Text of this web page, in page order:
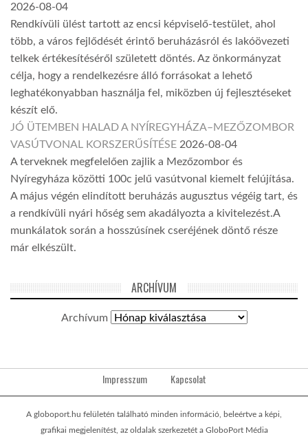
2026-08-04
Rendkívüli ülést tartott az encsi képviselő-testület, ahol
több, a város fejlődését érintő beruházásról és lakóövezeti
telkek értékesítéséről született döntés. Az önkormányzat
célja, hogy a rendelkezésre álló forrásokat a lehető
leghatékonyabban használja fel, miközben új fejlesztéseket
készít elő.
JÓ ÜTEMBEN HALAD A NYÍREGYHÁZA–MEZŐZOMBOR
VASÚTVONAL KORSZERŰSÍTÉSE 2026-08-04
A terveknek megfelelően zajlik a Mezőzombor és
Nyíregyháza közötti 100c jelű vasútvonal kiemelt felújítása.
A május végén elindított beruházás augusztus végéig tart, és
a rendkívüli nyári hőség sem akadályozta a kivitelezést.A
munkálatok során a hosszúsínek cseréjének döntő része
már elkészült.
ARCHÍVUM
Archívum
Impresszum Kapcsolat
A globoport.hu felületén található minden információ, beleértve a képi,
grafikai megjelenítést, az oldalak szerkezetét a GloboPort Média